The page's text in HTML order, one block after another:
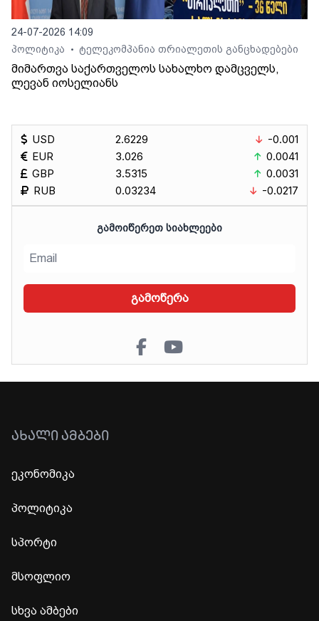
24-07-2026 14:09
პოლიტიკა
• ტელეკომპანია თრიალეთის განცხადებები
მიმართვა საქართველოს სახალხო დამცველს,
ლევან იოსელიანს
USD
EUR
GBP
RUB
2.6229
3.026
3.5315
0.03234
-0.001
0.0041
0.0031
-0.0217
ᲒᲐᲛᲝᲘᲬᲔᲠᲔᲗ ᲡᲘᲐᲮᲚᲔᲔᲑᲘ
გამოწერა
ᲐᲮᲐᲚᲘ ᲐᲛᲑᲔᲑᲘ
ეკონომიკა
პოლიტიკა
სპორტი
მსოფლიო
სხვა ამბები